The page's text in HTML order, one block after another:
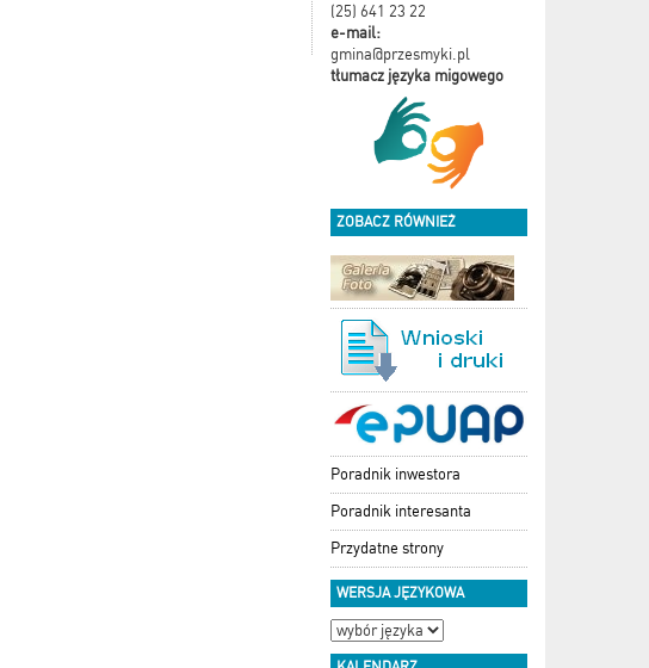
(25) 641 23 22
e-mail:
gmina@przesmyki.pl
tłumacz języka migowego
ZOBACZ RÓWNIEŻ
Poradnik inwestora
Poradnik interesanta
Przydatne strony
WERSJA JĘZYKOWA